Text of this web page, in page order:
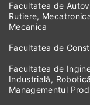
Facultatea de
Rutiere,
Mecanica
Facultatea de
Facultatea de
Industrială,
Managementul